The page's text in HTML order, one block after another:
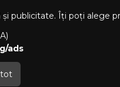
publicitate. Îți poți alege
ads
tot